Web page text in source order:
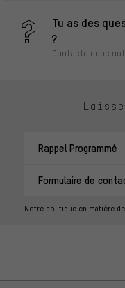
Tu as des
?
Contacte donc
Rappel Programmé
Formulaire de
Notre politique en matière